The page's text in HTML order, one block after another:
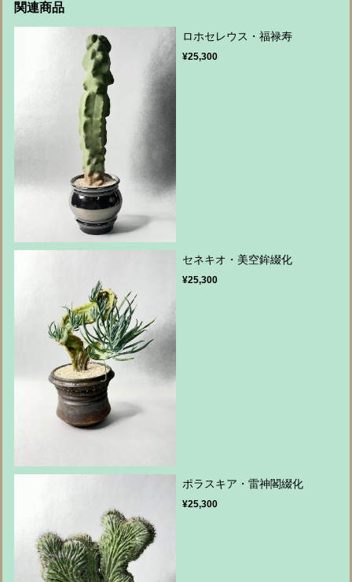
関連商品
ロホセレウス・福禄寿
¥25,300
セネキオ・美空鉾綴化
¥25,300
ポラスキア・雷神閣綴化
¥25,300